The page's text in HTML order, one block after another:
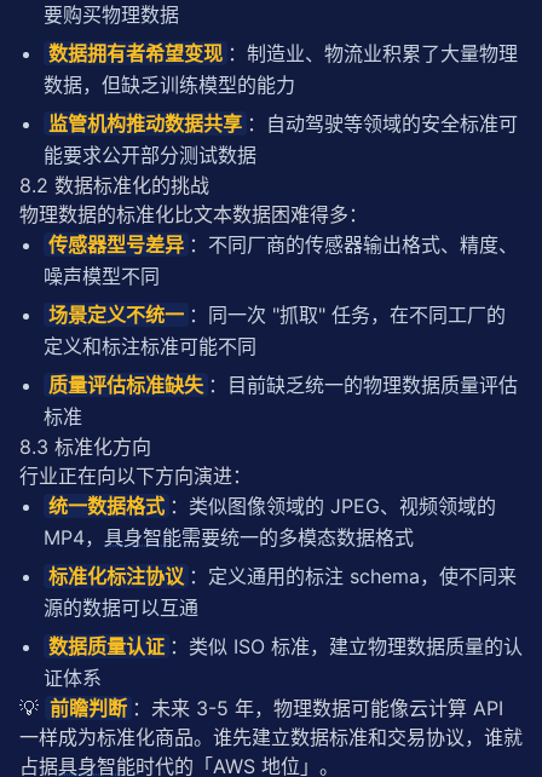
要购买物理数据
数据拥有者希望变现 ：制造业、物流业积累了大量物理
数据，但缺乏训练模型的能力
监管机构推动数据共享 ：自动驾驶等领域的安全标准可
能要求公开部分测试数据
8.2 数据标准化的挑战
物理数据的标准化比文本数据困难得多：
传感器型号差异 ：不同厂商的传感器输出格式、精度、
噪声模型不同
场景定义不统一 ：同一次 "抓取" 任务，在不同工厂的
定义和标注标准可能不同
质量评估标准缺失 ：目前缺乏统一的物理数据质量评估
标准
8.3 标准化方向
行业正在向以下方向演进：
统一数据格式 ：类似图像领域的 JPEG、视频领域的
MP4， 具身智能需要统一的多模态数据格式
标准化标注协议 ：定义通用的标注 schema，使不同来
源的数据可以互通
数据质量认证 ：类似 ISO 标准，建立物理数据质量的认
证体系
💡 前瞻判断 ：未来 3-5 年，物理数据可能像云计算 API
一样成为标准化商品。谁先建立数据标准和交易协议，谁就
占据具身智能时代的「AWS 地位」。